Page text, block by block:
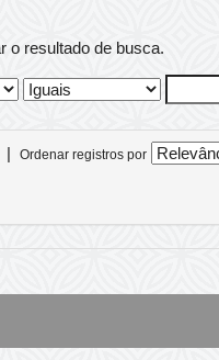
o resultado de busca.
| Ordenar registros por